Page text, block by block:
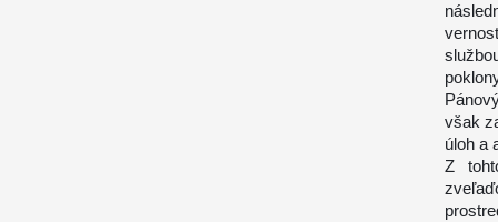
však
úloh a
Z